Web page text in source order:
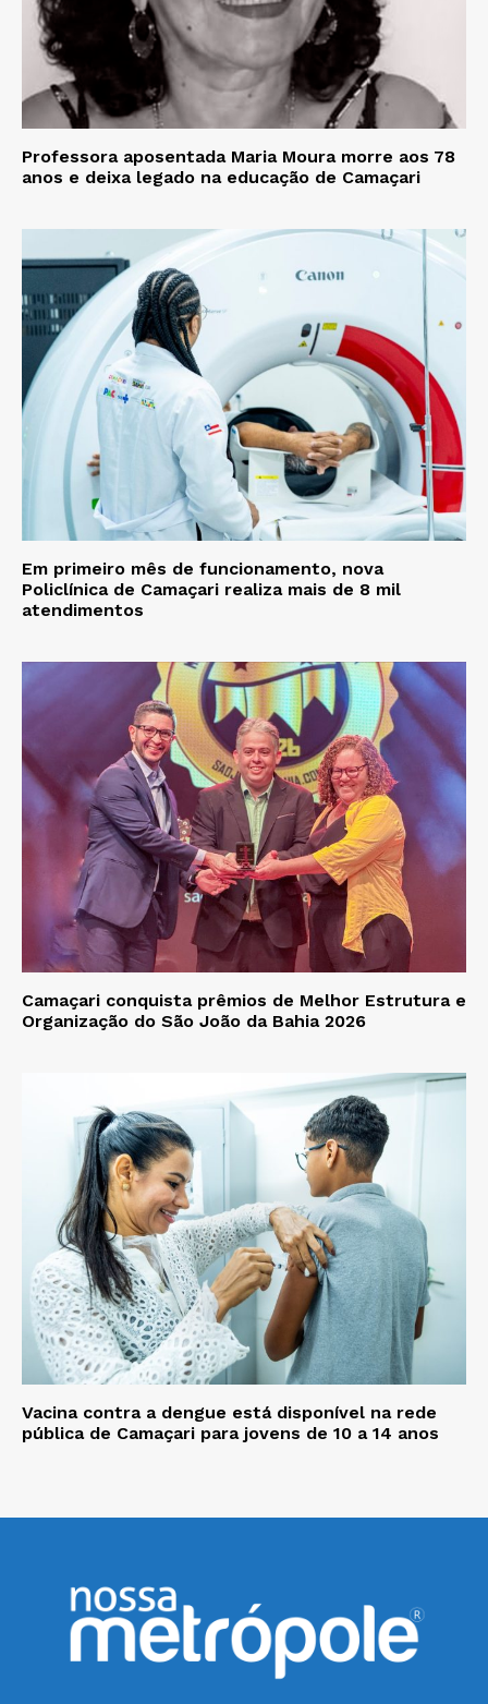
Professora aposentada Maria Moura morre aos 78
anos e deixa legado na educação de Camaçari
Em primeiro mês de funcionamento, nova
Policlínica de Camaçari realiza mais de 8 mil
atendimentos
Camaçari conquista prêmios de Melhor Estrutura e
Organização do São João da Bahia 2026
Vacina contra a dengue está disponível na rede
pública de Camaçari para jovens de 10 a 14 anos